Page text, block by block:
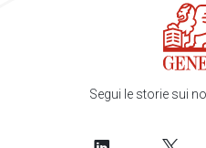
Segui le storie sui